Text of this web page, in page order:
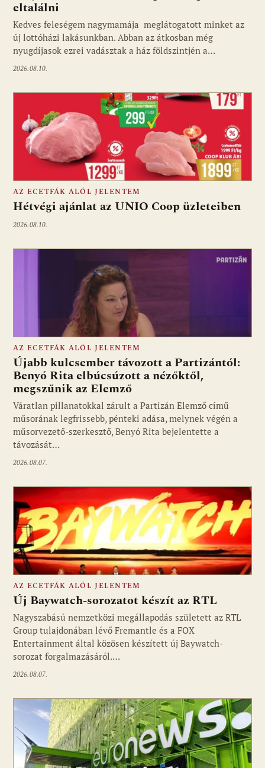
eltalálni
Kedves feleségem nagymamája meglátogatott minket az
új lottóházi lakásunkban. Abban az átkosban még
nyugdíjasok ezrei vadásztak a ház földszintjén a…
2026.08.10.
AZ ECETFÁK ALÓL JELENTEM
Hétvégi ajánlat az UNIO Coop üzleteiben
2026.08.10.
Fotó: media1.hu
AZ ECETFÁK ALÓL JELENTEM
Újabb kulcsember távozott a Partizántól:
Benyó Rita elbúcsúzott a nézőktől,
megszűnik az Elemző
Váratlan pillanatokkal zárult a Partizán Elemző című
műsorának legfrissebb, pénteki adása, melynek végén a
műsorvezető-szerkesztő, Benyó Rita bejelentette a
távozását…
2026.08.07.
Fotó: media1.hu
AZ ECETFÁK ALÓL JELENTEM
Új Baywatch-sorozatot készít az RTL
Nagyszabású nemzetközi megállapodás született az RTL
Group tulajdonában lévő Fremantle és a FOX
Entertainment által közösen készített új Baywatch-
sorozat forgalmazásáról.…
2026.08.07.